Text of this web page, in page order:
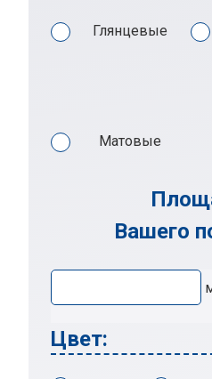
Глянцевые
Матовые
Вашего
Цвет: